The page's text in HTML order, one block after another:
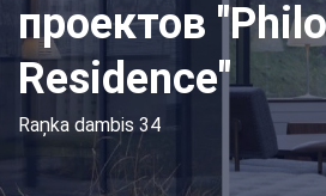
проектов
Residence"
Raņka dambis 34